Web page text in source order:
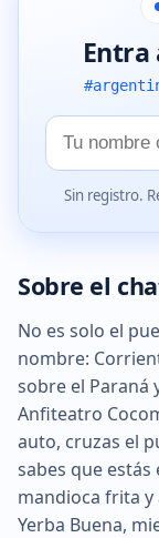
Entra
Tu
nombre
Sin registro.
Sobre el
No es solo el
nombre:
sobre el Paraná
Anfiteatro
auto, cruzas el
sabes que
mandioca frita y
Yerba Buena,